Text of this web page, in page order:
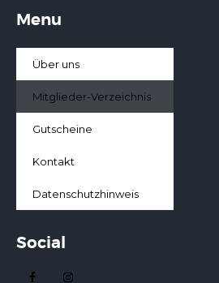
Menu
Über uns
Mitglieder-Verzeichnis
Gutscheine
Kontakt
Datenschutzhinweis
Social